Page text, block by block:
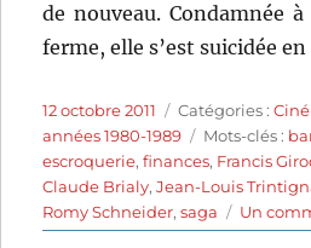
de nouveau. Condamnée
ferme, elle s’est suicidée en
Publié
le
12 octobre 2011 Catégories
Catégories :
années 1980-1989
Étiquettes
Mots-clés :
escroquerie,finances, Francis
Claude Brialy,Jean-Louis
Romy Schneider,saga Un